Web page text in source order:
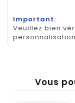
Important:
Veuillez bien
Vous